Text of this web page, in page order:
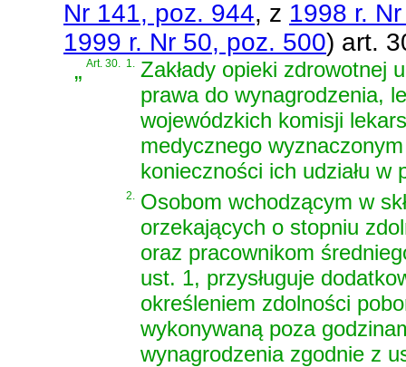
Nr 141, poz. 944, z 1998 r.
1999 r. Nr 50, poz. 500) art.
„Art. 30. 1. Zakłady opieki zdrowotnej
prawa do wynagrodzenia,
wojewódzkich komisji
medycznego
konieczności ich udziału
2. Osobom wchodzącym w
orzekających o stopniu
oraz pracownikom
ust. 1, przysługuje
określeniem zdolności
wykonywaną poza
wynagrodzenia zgodnie z